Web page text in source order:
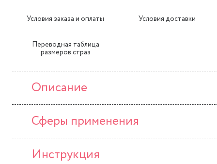
Условия заказа и оплаты Условия доставки
Переводная таблица
размеров страз
Описание
Сферы применения
Инструкция